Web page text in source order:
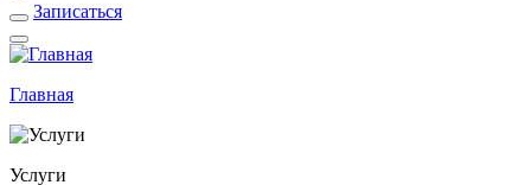
Записаться
Главная
Услуги